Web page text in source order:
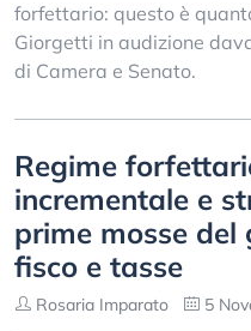
forfettario: questo è
Giorgetti in audizione
di Camera e Senato.
Regime
incrementale e
prime mosse del
fisco e tasse
Rosaria Imparato 5